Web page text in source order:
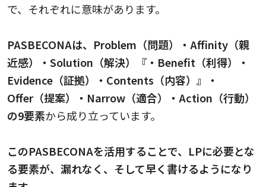
で、それぞれに意味があります。
PASBECONAは、Problem（問題）・Affinity（親
近感）・Solution（解決）『・Benefit（利得）・
Evidence（証拠）・Contents（内容）』・
Offer（提案）・Narrow（適合）・Action（行動）
の9要素から成り立っています。
このPASBECONAを活用することで、LPに必要とな
る要素が、漏れなく、そして早く書けるようになり